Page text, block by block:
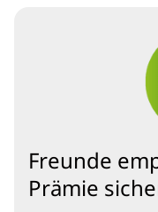
Freunde
Prämie